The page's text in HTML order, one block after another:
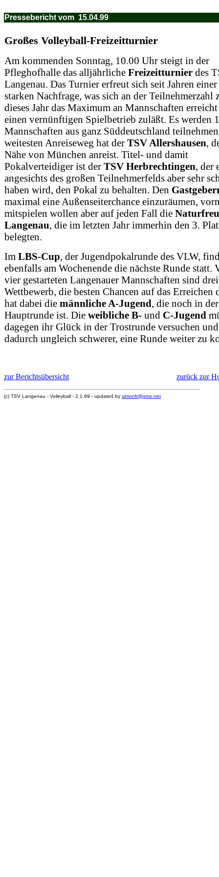
Pressebericht vom 15.04.99
Großes Volleyball-Freizeitturnier
Am kommenden Sonntag, 10.00 Uhr steigt in der
Pfleghofhalle das alljährliche Freizeitturnier des
Langenau. Das Turnier erfreut sich seit Jahren
starken Nachfrage, was sich an der Teilnehmerzahl
dieses Jahr das Maximum an Mannschaften erreicht
einen vernünftigen Spielbetrieb zuläßt. Es werden
Mannschaften aus ganz Süddeutschland
weitesten Anreiseweg hat der TSV Allershausen,
Nähe von München anreist. Titel- und damit
Pokalverteidiger ist der TSV Herbrechtingen, der
angesichts des großen Teilnehmerfelds aber sehr
haben wird, den Pokal zu behalten. Den
maximal eine Außenseiterchance einzuräumen,
mitspielen wollen aber auf jeden Fall die
Langenau, die im letzten Jahr immerhin den 3.
belegten.
Im LBS-Cup, der Jugendpokalrunde des VLW,
ebenfalls am Wochenende die nächste Runde statt.
vier gestarteten Langenauer Mannschaften sind
Wettbewerb, die besten Chancen auf das Erreichen
hat dabei die männliche A-Jugend, die noch in der
Hauptrunde ist. Die weibliche B- und C-Jugend
dagegen ihr Glück in der Trostrunde versuchen und
dadurch ungleich schwerer, eine Runde weiter zu
zur Berichtsübersicht zurück zur
(c) TSV Langenau - Volleyball - 2.1.99 - updated by simonfr@gmx.net